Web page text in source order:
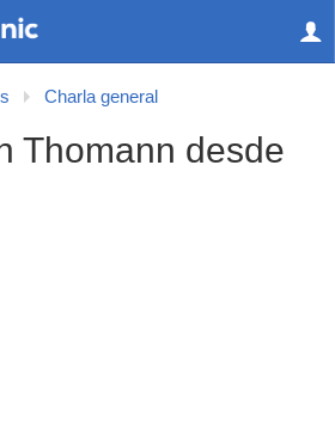
Charla general
Thomann desde